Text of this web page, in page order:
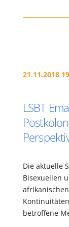
21.11.2018
LSBT
Die aktuelle
Bisexuellen
betroffene